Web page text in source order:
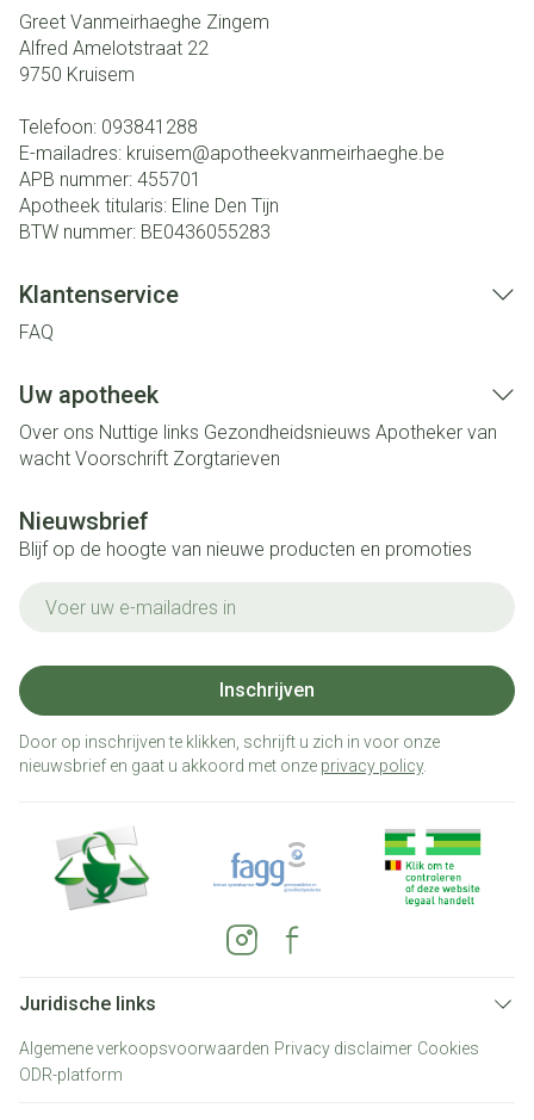
Greet Vanmeirhaeghe Zingem
Alfred Amelotstraat 22
9750 Kruisem
Telefoon: 093841288
E-mailadres: kruisem@apotheekvanmeirhaeghe.be
APB nummer: 455701
Apotheek titularis: Eline Den Tijn
BTW nummer: BE0436055283
Klantenservice
FAQ
Uw apotheek
Over ons Nuttige links Gezondheidsnieuws Apotheker van
wacht Voorschrift Zorgtarieven
Nieuwsbrief
Blijf op de hoogte van nieuwe producten en promoties
Inschrijven
Door op inschrijven te klikken, schrijft u zich in voor onze
nieuwsbrief en gaat u akkoord met onze privacy policy.
Juridische links
Algemene verkoopsvoorwaarden Privacy disclaimer Cookies
ODR-platform